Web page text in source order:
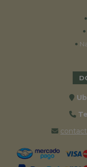
•
•
•